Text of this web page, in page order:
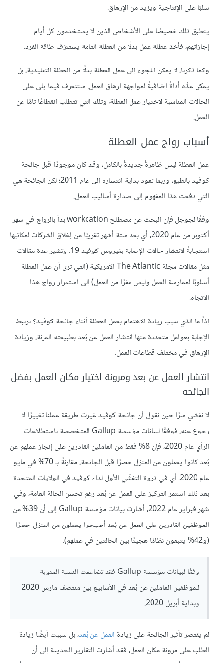
سلبًا على الإنتاجية ويزيد من الإرهاق.
ينطبق ذلك خصيصًا على الأشخاص الذين لا يستخدمون كل أيام
إجازاتهم، فأخذ عطلة عمل بدلًا من العطلة التامة يستنزف طاقة الفرد.
وكما ذكرنا، لا يمكن اللجوء إلى عمل العطلة بدلًا من العطلة التقليدية، بل
يمكن عدُّه أداةً إضافيةً لمواجهة إرهاق العمل. سنتعرف فيما يلي على
الحالات المناسبة لاختيار عمل العطلة، وتلك التي تتطلب انقطاعًا تامًا عن
العمل.
أسباب رواج عمل العطلة
عمل العطلة ليس ظاهرةً جديدةً بالكامل، وقد كان موجودًا قبل جائحة
كوفيد بالطبع، وربما تعود بداية انتشاره إلى عام 2011؛ لكن الجائحة هي
التي دفعت هذا المفهوم إلى صدارة أساليب العمل.
وفقًا لجوجل فإن البحث عن مصطلح workcation بدأ بالرواج في شهر
أكتوبر من عام 2020، أي بعد ستة أشهر تقريبًا من إغلاق الشركات لمكاتبها
استجابةً لانتشار حالات الإصابة بفيروس كوفيد 19. وتشير عدة مقالات
مثل مقالات مجلة The Atlantic الأمريكية (التي ترى أن عمل العطلة
أسلوبًا لممارسة العمل وليس مفرًا من العمل) إلى استمرار رواج هذا
الاتجاه.
إذاً ما الذي سبب زيادة الاهتمام بعمل العطلة أثناء جائحة كوفيد؟ ترتبط
الإجابة بعوامل متعددة منها انتشار العمل عن بُعد بطبيعته المرنة، وزيادة
الإرهاق في مختلف قطاعات العمل.
انتشار العمل عن بعد ومرونة اختيار مكان العمل بفضل
الجائحة
لا نفشي سرًا حين نقول أن جائحة كوفيد غيرت طريقة عملنا تغييرًا لا
رجوع عنه، فوفقًا لبيانات مؤسسة Gallup المتخصصة باستطلاعات
الرأي عام 2020، فإن 8% فقط من العاملين القادرين على إنجاز عملهم عن
بُعد كانوا يعملون من المنزل حصرًا قبل الجائحة، مقارنةً بـ 70% في مايو
عام 2020، أي في ذروة التفشّي الأول لداء كوفيد في الولايات المتحدة.
بعد ذلك استمر التركيز على العمل عن بُعد رغم تحسن الحالة العامة، وفي
شهر فبراير عام 2022، أشارت بيانات مؤسسة Gallup إلى أن 39% من
الموظفين القادرين على العمل عن بُعد أصبحوا يعملون من المنزل حصرًا
(و42% يتبعون نظامًا هجينًا بين الحالتين في عملهم).
وفقًا لبيانات مؤسسة Gallup فقد تضاعفت النسبة المئوية
للموظفين العاملين عن بُعد في الأسابيع بين منتصف مارس 2020
وبداية أبريل 2020.
لم يقتصر تأثير الجائحة على زيادة العمل عن بُعد، بل سببت أيضًا زيادة
الطلب على مرونة مكان العمل، فقد أشارت التقارير الحديثة إلى أن